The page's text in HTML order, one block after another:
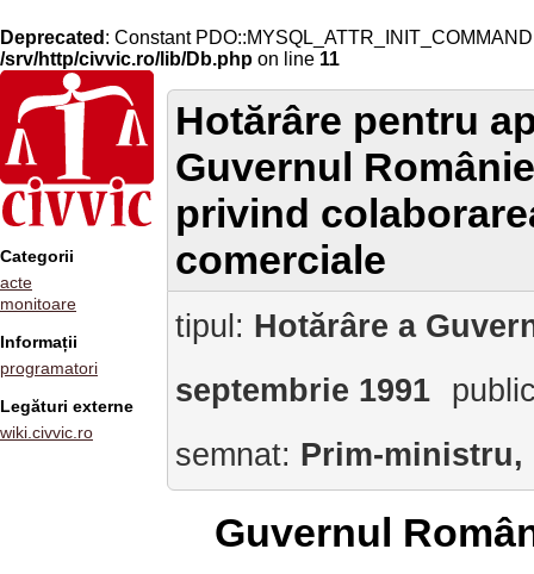
Deprecated : Constant
/srv/http/civvic.ro/lib/Db.php on line 11
Categorii
acte
monitoare
Informații
programatori
Legături externe
wiki.civvic.ro
Hotărâre pentru
Guvernul
privind
comerciale
tipul: Hotărâre a
septembrie 1991
semnat: Prim-ministru,
Guvernul